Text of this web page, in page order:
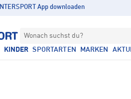
INTERSPORT App downloaden
Wonach suchst du?
KINDER SPORTARTEN MARKEN